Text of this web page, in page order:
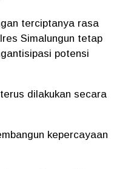
terciptanya rasa
Simalungun tetap
potensi
dilakukan secara
kepercayaan